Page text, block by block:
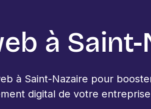
à Saint-
à Saint-Nazaire pour
digital de votre